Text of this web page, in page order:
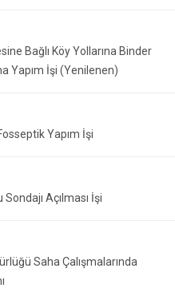
Bağlı Köy Yollarına Binder
Yapım İşi (Yenilenen)
Yapım İşi
Açılması İşi
Saha Çalışmalarında